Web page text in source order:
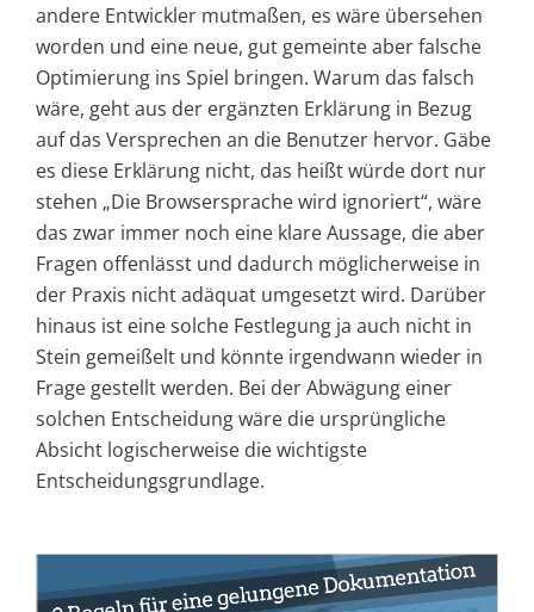
andere Entwickler mutmaßen, es wäre übersehen
worden und eine neue, gut gemeinte aber falsche
Optimierung ins Spiel bringen. Warum das falsch
wäre, geht aus der ergänzten Erklärung in Bezug
auf das Versprechen an die Benutzer hervor. Gäbe
es diese Erklärung nicht, das heißt würde dort nur
stehen „Die Browsersprache wird ignoriert“, wäre
das zwar immer noch eine klare Aussage, die aber
Fragen offenlässt und dadurch möglicherweise in
der Praxis nicht adäquat umgesetzt wird. Darüber
hinaus ist eine solche Festlegung ja auch nicht in
Stein gemeißelt und könnte irgendwann wieder in
Frage gestellt werden. Bei der Abwägung einer
solchen Entscheidung wäre die ursprüngliche
Absicht logischerweise die wichtigste
Entscheidungsgrundlage.